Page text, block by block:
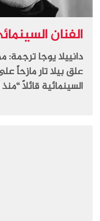
الفنان
علق بيلا تار مازحاً
السينمائية قائلاً